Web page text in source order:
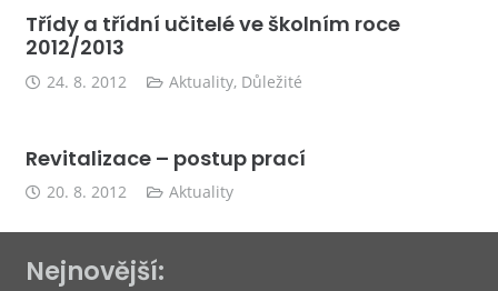
Třídy a třídní učitelé ve školním roce
2012/2013
24. 8. 2012 Aktuality, Důležité
Revitalizace – postup prací
20. 8. 2012 Aktuality
Nejnovější: